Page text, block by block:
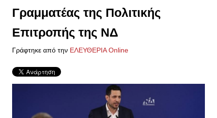
Γραμματέας της Πολιτικής
Επιτροπής της ΝΔ
Γράφτηκε από την ΕΛΕΥΘΕΡΙΑ Online